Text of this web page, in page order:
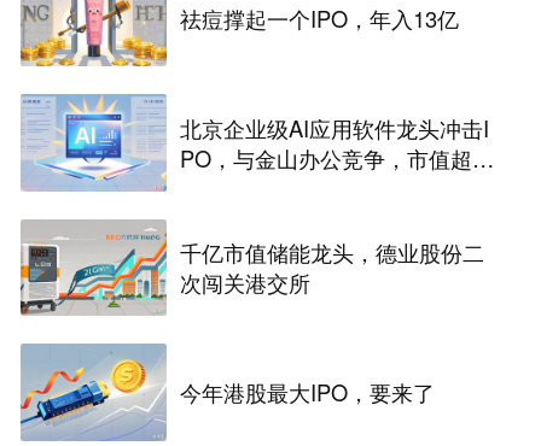
祛痘撑起一个IPO，年入13亿
北京企业级AI应用软件龙头冲击I
PO，与金山办公竞争，市值超33
千亿市值储能龙头，德业股份二
次闯关港交所
今年港股最大IPO，要来了